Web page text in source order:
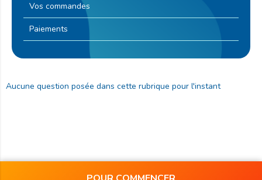
Vos commandes
Paiements
Aucune question posée dans cette rubrique pour l'instant